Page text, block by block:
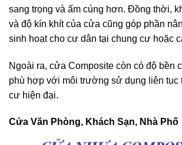
sang trọng và ấm cúng hơn. Đồng thời,
và độ kín khít của cửa cũng góp phần
sinh hoạt cho cư dân tại chung cư hoặc
Ngoài ra, cửa Composite còn có độ bền
phù hợp với môi trường sử dụng liên tục
cư hiện đại.
Cửa Văn Phòng, Khách Sạn, Nhà Phố